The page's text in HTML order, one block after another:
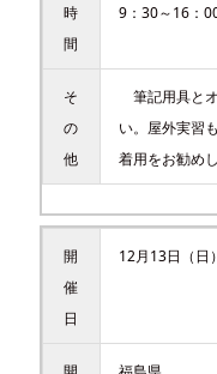
時
間
9：30～16：
そ
の
他
筆記用具と
い。屋外実習
着用をお勧めし
開
催
日
12月13日（日）